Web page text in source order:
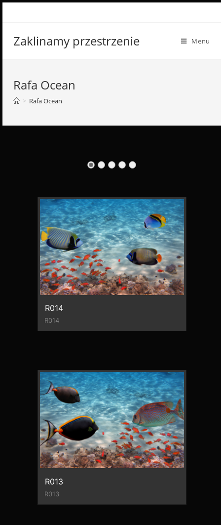
Zaklinamy przestrzenie Menu
Rafa Ocean
> Rafa Ocean
R014
R014
R013
R013